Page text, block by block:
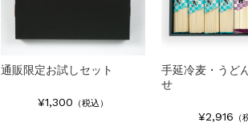
通販限定お試しセット
¥1,300 （税込）
手延冷麦・うど
せ
¥2,916 （